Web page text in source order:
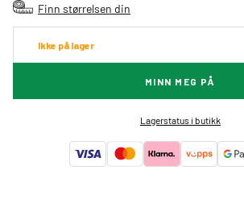
Finn størrelsen din
Ikke på lager
MINN MEG PÅ
Lagerstatus i butikk